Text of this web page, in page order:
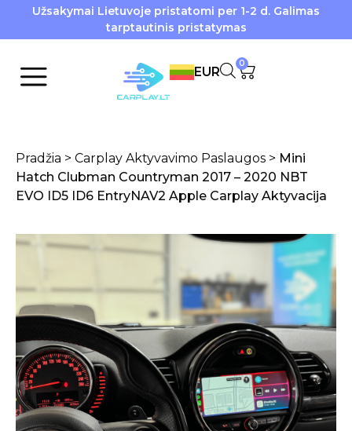
Užsakymai Lietuvoje pristatomi per 1-2 d. Galimas
tarptautinis pristatymas
EUR
0
Pradžia > Carplay Aktyvavimo Paslaugos > Mini
Hatch Clubman Countryman 2017 – 2020 NBT
EVO ID5 ID6 EntryNAV2 Apple Carplay Aktyvacija